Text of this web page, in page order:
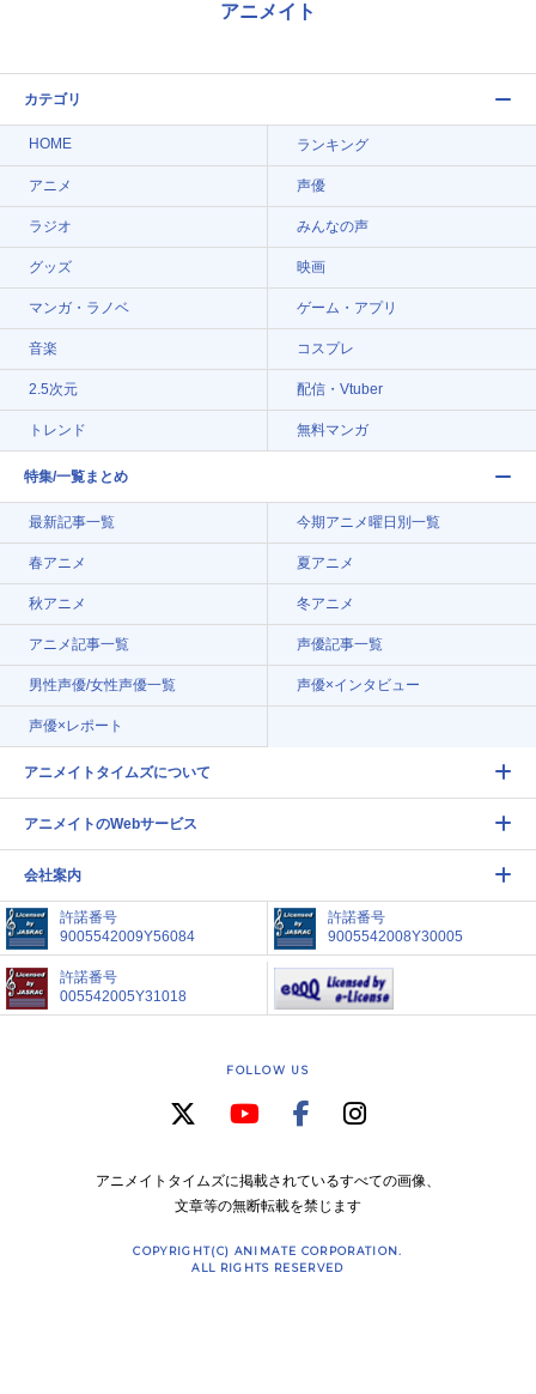
アニメイト
カテゴリ
HOME ランキング
アニメ 声優
ラジオ みんなの声
グッズ 映画
マンガ・ラノベ ゲーム・アプリ
音楽 コスプレ
2.5次元 配信・Vtuber
トレンド 無料マンガ
特集/一覧まとめ
最新記事一覧 今期アニメ曜日別一覧
春アニメ 夏アニメ
秋アニメ 冬アニメ
アニメ記事一覧 声優記事一覧
男性声優/女性声優一覧 声優×インタビュー
声優×レポート
アニメイトタイムズについて
アニメイトのWebサービス
会社案内
許諾番号
9005542009Y56084
許諾番号
9005542008Y30005
許諾番号
005542005Y31018
FOLLOW US
アニメイトタイムズに掲載されているすべての画像、
文章等の無断転載を禁じます
COPYRIGHT(C) ANIMATE CORPORATION.
ALL RIGHTS RESERVED